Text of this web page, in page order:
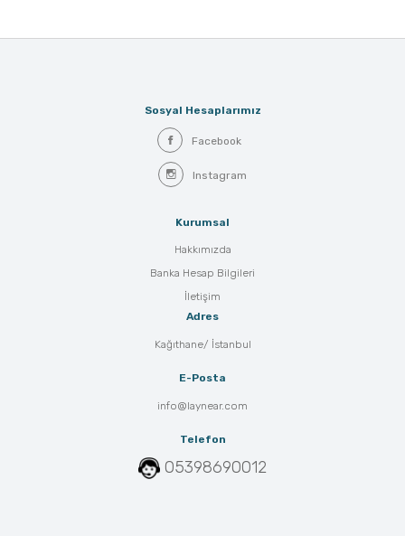
Sosyal Hesaplarımız
Facebook
Instagram
Kurumsal
Hakkımızda
Banka Hesap Bilgileri
İletişim
Adres
Kağıthane/ İstanbul
E-Posta
info@laynear.com
Telefon
05398690012